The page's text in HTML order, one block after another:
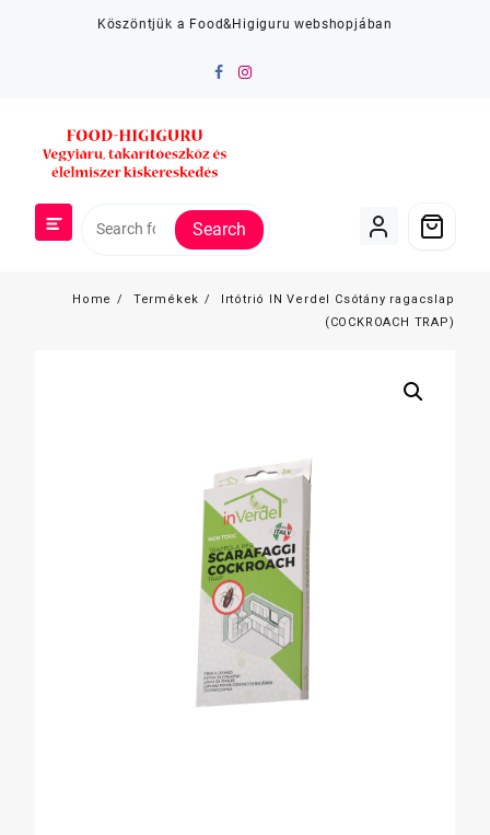
Köszöntjük a Food&Higiguru webshopjában
Search
Home Termékek
Irtótrió IN Verdel Csótány ragacslap
(COCKROACH TRAP)